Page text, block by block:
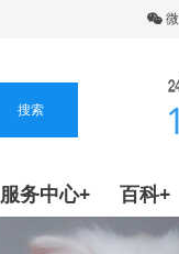
服务中心+ 百科+